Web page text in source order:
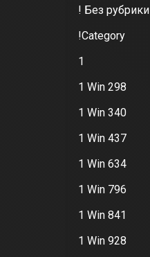
! Без рубрики
!Category
1
1 Win 298
1 Win 340
1 Win 437
1 Win 634
1 Win 796
1 Win 841
1 Win 928